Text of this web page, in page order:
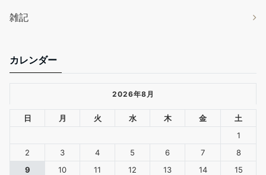
雑記
カレンダー
2026年8月
日 月 火 水 木 金
土
1
2
3 4 5 6 7
8
9
10 11 12 13 14
15